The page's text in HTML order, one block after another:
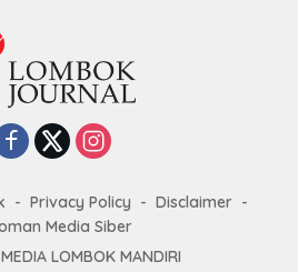
Privacy Policy
Disclaimer
Media Siber
LOMBOK MANDIRI